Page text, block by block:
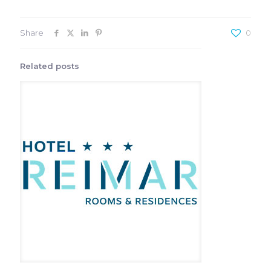
Share 0
Related posts